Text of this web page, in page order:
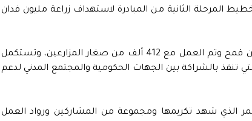
المرحلة الثانية من المبادرة لاستهداف زراعة مليون فدان
هذا وقد نجحت المرحلة الثانية في زراعة 620 ألف فدان قمح وتم العمل مع 412 ألف من صغار المزارعين، وتستكمل
تنقذ بالشراكة بين الجهات الحكومية والمجتمع المدني لدعم
الذي شهد تكريمها ومجموعة من المشاركين ورواد العمل